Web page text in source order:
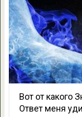
Вот от какого
Ответ меня